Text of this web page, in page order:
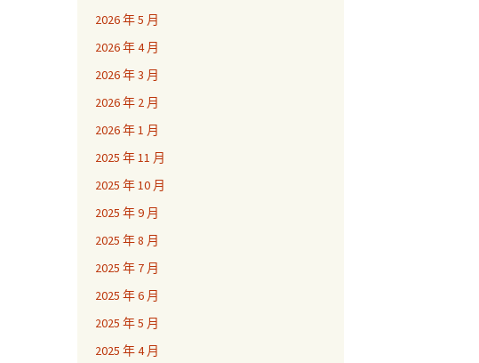
2026 年 5 月
2026 年 4 月
2026 年 3 月
2026 年 2 月
2026 年 1 月
2025 年 11 月
2025 年 10 月
2025 年 9 月
2025 年 8 月
2025 年 7 月
2025 年 6 月
2025 年 5 月
2025 年 4 月